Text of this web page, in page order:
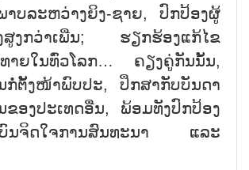
າບລະຫວ່າງຍິງ-ຊາຍ, ປົກປ້ອງຜູ້
ສູງກວ່າເພີ່ນ; ຮຽກຮ້ອງແກ້ໄຂ
ທາຍໃນທົ່ວໂລກ… ຄຽງຄູ່ກັນນັ້ນ,
ກໍ່ຕັ້ງໜ້າພົບປະ, ປຶກສາກັບບັນດາ
ຂອງປະເທດອື່ນ, ພ້ອມທັງປົກປ້ອງ
ບົນຈິດໃຈການສົນທະນາ ແລະ